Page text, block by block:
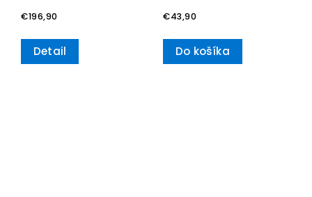
€196,90
Detail
€43,90
Do košíka